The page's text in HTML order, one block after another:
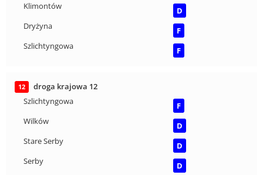
Klimontów
D
Dryżyna
F
Szlichtyngowa
F
12
droga krajowa 12
Szlichtyngowa
F
Wilków
D
Stare Serby
D
Serby
D